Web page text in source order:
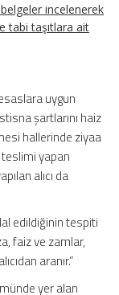
incelenerek
tabi taşıtlara ait
uygun
şartlarını haiz
hallerinde ziyaa
teslimi yapan
alıcı da
edildiğinin tespiti
faiz ve zamlar,
aranır.”
yer alan